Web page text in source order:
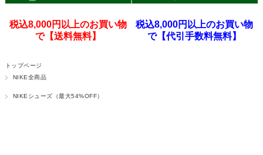
税込8,000円以上のお買い物
で【送料無料】
税込8,000円以上のお買い物
で【代引手数料無料】
トップページ
NIKE全商品
NIKEシューズ（最大54%OFF）